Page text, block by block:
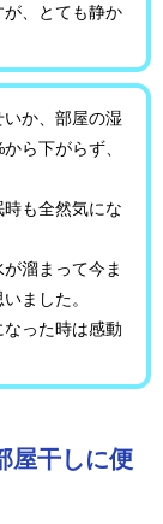
、とても静か
か、部屋の湿
ら下がらず、
も全然気にな
溜まって今ま
ました。
った時は感動
屋干しに便